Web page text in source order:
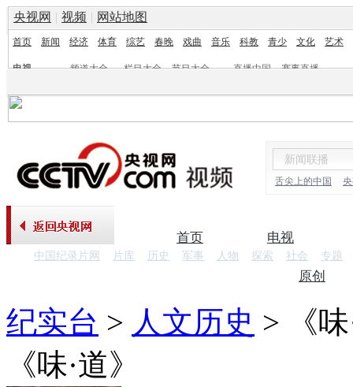
央视网 | 视频 | 网站地图
首页 新闻 经济 体育 综艺 春晚 戏曲 音乐 科教 青少 文化 艺术
电视 频道大全 栏目大全 节目大全 直播中国
赛事直播
舌尖上的中国
首页 电视
中国纪录片网 片库 历史 军事 人物 探索 社会 专题
原创
纪实台 > 人文历史 >
《
《味·道》